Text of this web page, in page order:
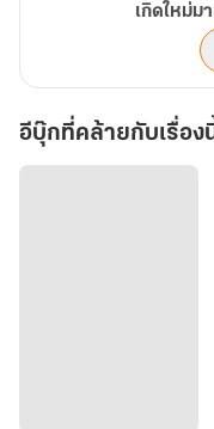
"พ่อเจ้าเขาก็อยู่บ้านของเ
เอียงคอมองมารดา ไม่เข้า
ตะกร้าก่อนจะบอกความจริง
เกิดใหม่ม
อีบุ๊กที่คล้ายกับเรื่อง